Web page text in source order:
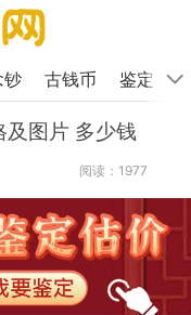
钞 古钱币 鉴定
图片 多少钱
阅读：1977